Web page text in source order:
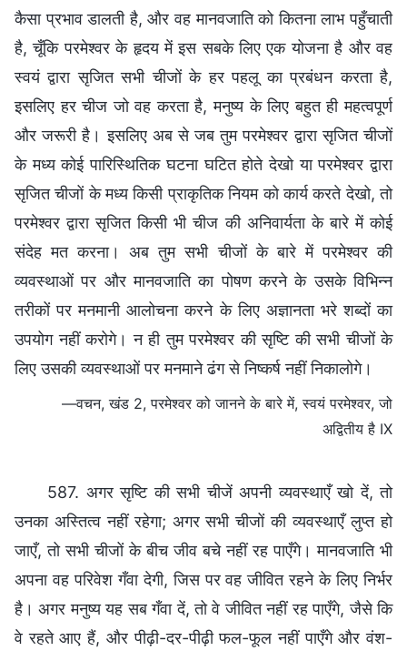
कैसा प्रभाव डालती है, और वह मानवजाति को कितना लाभ पहुँचाती
है, चूँकि परमेश्वर के हृदय में इस सबके लिए एक योजना है और वह
स्वयं द्वारा सृजित सभी चीजों के हर पहलू का प्रबंधन करता है,
इसलिए हर चीज जो वह करता है, मनुष्य के लिए बहुत ही महत्वपूर्ण
और जरूरी है। इसलिए अब से जब तुम परमेश्वर द्वारा सृजित चीजों
के मध्य कोई पारिस्थितिक घटना घटित होते देखो या परमेश्वर द्वारा
सृजित चीजों के मध्य किसी प्राकृतिक नियम को कार्य करते देखो, तो
परमेश्वर द्वारा सृजित किसी भी चीज की अनिवार्यता के बारे में कोई
संदेह मत करना। अब तुम सभी चीजों के बारे में परमेश्वर की
व्यवस्थाओं पर और मानवजाति का पोषण करने के उसके विभिन्न
तरीकों पर मनमानी आलोचना करने के लिए अज्ञानता भरे शब्दों का
उपयोग नहीं करोगे। न ही तुम परमेश्वर की सृष्टि की सभी चीजों के
लिए उसकी व्यवस्थाओं पर मनमाने ढंग से निष्कर्ष नहीं निकालोगे।
—वचन, खंड 2, परमेश्वर को जानने के बारे में, स्वयं परमेश्वर, जो
अद्वितीय है IX
587. अगर सृष्टि की सभी चीजें अपनी व्यवस्थाएँ खो दें, तो
उनका अस्तित्व नहीं रहेगा; अगर सभी चीजों की व्यवस्थाएँ लुप्त हो
जाएँ, तो सभी चीजों के बीच जीव बचे नहीं रह पाएँगे। मानवजाति भी
अपना वह परिवेश गँवा देगी, जिस पर वह जीवित रहने के लिए निर्भर
है। अगर मनुष्य यह सब गँवा दें, तो वे जीवित नहीं रह पाएँगे, जैसे कि
वे रहते आए हैं, और पीढ़ी-दर-पीढ़ी फल-फूल नहीं पाएँगे और वंश-